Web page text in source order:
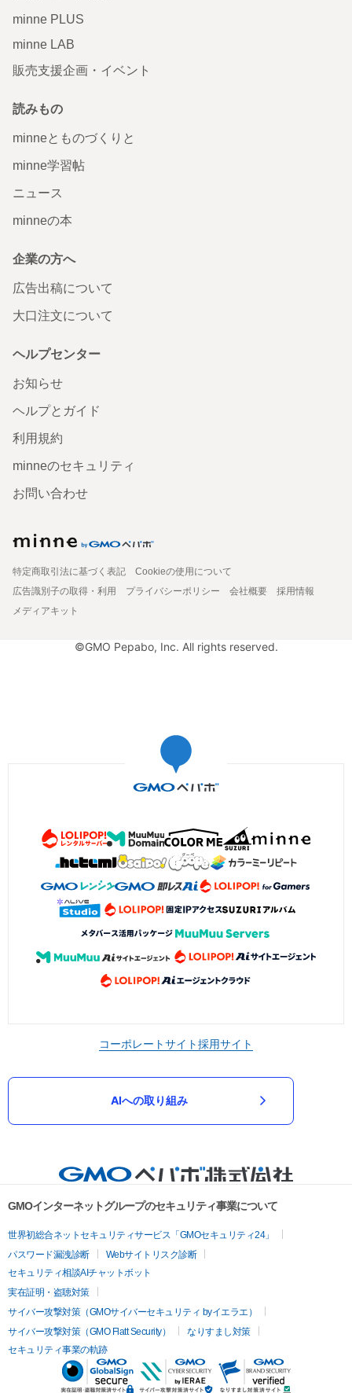
minne PLUS
minne LAB
販売支援企画・イベント
読みもの
minneとものづくりと
minne学習帖
ニュース
minneの本
企業の方へ
広告出稿について
大口注文について
ヘルプセンター
お知らせ
ヘルプとガイド
利用規約
minneのセキュリティ
お問い合わせ
特定商取引法に基づく表記
Cookieの使用について
広告識別子の取得・利用
プライバシーポリシー 会社概要
採用情報
メディアキット
©GMO Pepabo, Inc. All rights reserved.
コーポレートサイト採用サイト
AIへの取り組み
GMOインターネットグループのセキュリティ事業について
世界初総合ネットセキュリティサービス「GMOセキュリティ24」
パスワード漏洩診断
Webサイトリスク診断
セキュリティ相談AIチャットボット
実在証明・盗聴対策
サイバー攻撃対策（GMOサイバーセキュリティ byイエラエ）
サイバー攻撃対策（GMO Flatt Security）
なりすまし対策
セキュリティ事業の軌跡